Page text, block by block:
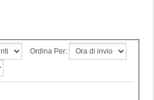
Ordina Per: